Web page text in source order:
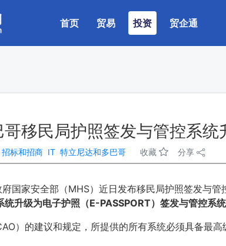
首页(current)
贸易 投资 贸企通
移民局护照签发与管控系统
招标和招商 IT 特立尼达和多巴哥 收藏 分享
国家安全部（MHS）近日发布移民局护照签发与管
统升级为电子护照（E-PASSPORT）签发与管控系统
）的建议和规定，所提供的所有系统必须具备最